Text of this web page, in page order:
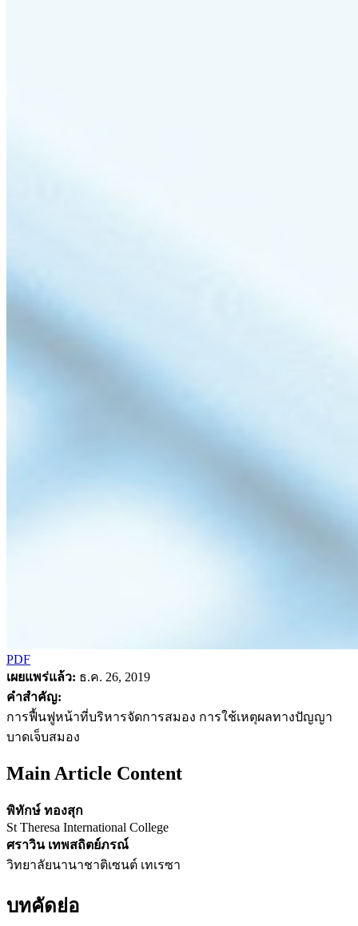
PDF
เผยแพร่แล้ว: ธ.ค. 26, 2019
คำสำคัญ:
การฟื้นฟูหน้าที่บริหารจัดการสมอง การใช้เหตุผลทางปัญญา
บาดเจ็บสมอง
Main Article Content
พิทักษ์ ทองสุก
St Theresa International College
ศราวิน เทพสถิตย์ภรณ์
วิทยาลัยนานาชาติเซนต์ เทเรซา
บทคัดย่อ